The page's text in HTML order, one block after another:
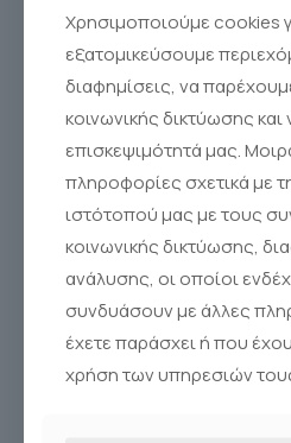
SINUS
Sinus
Χρησιμοποιούμε cookies
εξατομικεύσουμε
διαφημίσεις, να
κοινωνικής δικτύωσης
επισκεψιμότητά μας.
πληροφορίες σχετικά με
ιστότοπού μας με τους
κοινωνικής δικτύωσης,
ανάλυσης, οι οποίοι
συνδυάσουν με άλλες
έχετε παράσχει ή που
χρήση των υπηρεσιών